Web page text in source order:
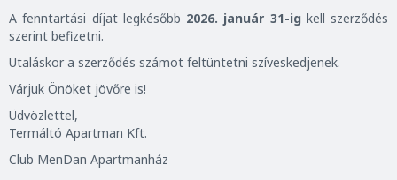
A fenntartási díjat legkésőbb 2026. január 31-igkell szerződés
szerint befizetni.
Utaláskor a szerződés számot feltüntetni szíveskedjenek.
Várjuk Önöket jövőre is!
Üdvözlettel,
Termáltó Apartman Kft.
Club MenDan Apartmanház